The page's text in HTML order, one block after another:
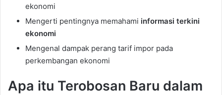
ekonomi
Mengerti pentingnya memahami informasi terkini
ekonomi
Mengenal dampak perang tarif impor pada
perkembangan ekonomi
Apa itu Terobosan Baru dalam